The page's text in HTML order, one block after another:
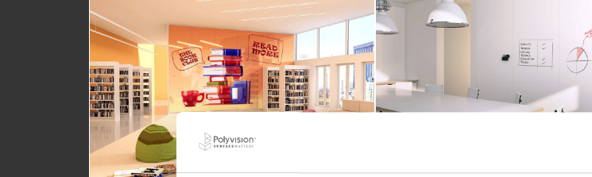
与我们携手创新教育！
以鲜活耐用的CeramicSteel解决方案，革新 教育空
间。
即刻升级您的商业空间品质！
以高性能CeramicSteel打造优质商业空间。